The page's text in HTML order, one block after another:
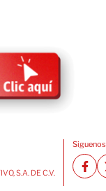
S.A. DE C.V.